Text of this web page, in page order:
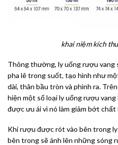
khai niệm kích
Thông thường, ly uống rượu vang
pha lê trong suốt, tạo hình như
dài, thân bầu tròn và phình ra.
hiện một số loại ly uống rượu
được ưu ái vì nó làm giảm bớt
Khi rượu được rót vào bên trong
bên trong sẽ ánh lên những sóng